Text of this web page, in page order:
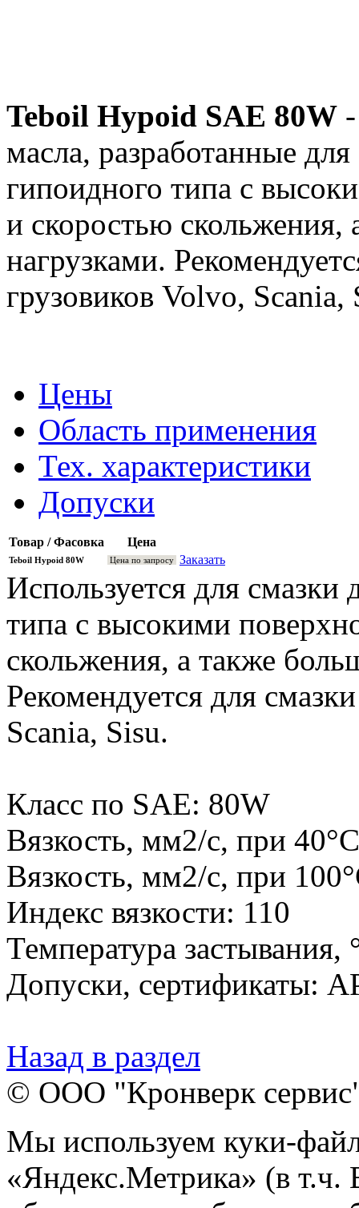
Teboil Hypoid SAE 80W
масла, разработанные
гипоидного типа с
и скоростью
нагрузками.
грузовиков Volvo, Scania,
Цены
Область применения
Тех. характеристики
Допуски
Товар / Фасовка Цена
Teboil Hypoid 80W Цена по запросу Заказать
Используется для
типа с высокими
скольжения, а также
Рекомендуется для
Scania, Sisu.
Класс по SAE: 80W
Вязкость, мм2/с, при
Вязкость, мм2/с, при
Индекс вязкости: 110
Температура застывания,
Допуски, сертификаты:
Назад в раздел
© ООО "Кронверк
Мы используем куки-
«Яндекс.Метрика» (в т.ч.